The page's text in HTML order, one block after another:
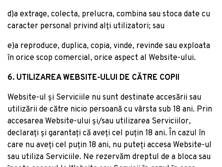
d)a extrage, colecta, prelucra, combina sau stoca date cu
caracter personal privind alți utilizatori; sau
e)a reproduce, duplica, copia, vinde, revinde sau exploata
în orice scop comercial, orice aspect al Website-ului.
6. UTILIZAREA WEBSITE-ULUI DE CĂTRE COPII
Website-ul și Serviciile nu sunt destinate accesării sau
utilizării de către nicio persoană cu vârsta sub 18 ani. Prin
accesarea Website-ului și/sau utilizarea Serviciilor,
declarați și garantați că aveți cel puțin 18 ani. În cazul în
care nu aveți cel puțin 18 ani, nu puteți accesa Website-ul
sau utiliza Serviciile. Ne rezervăm dreptul de a bloca sau